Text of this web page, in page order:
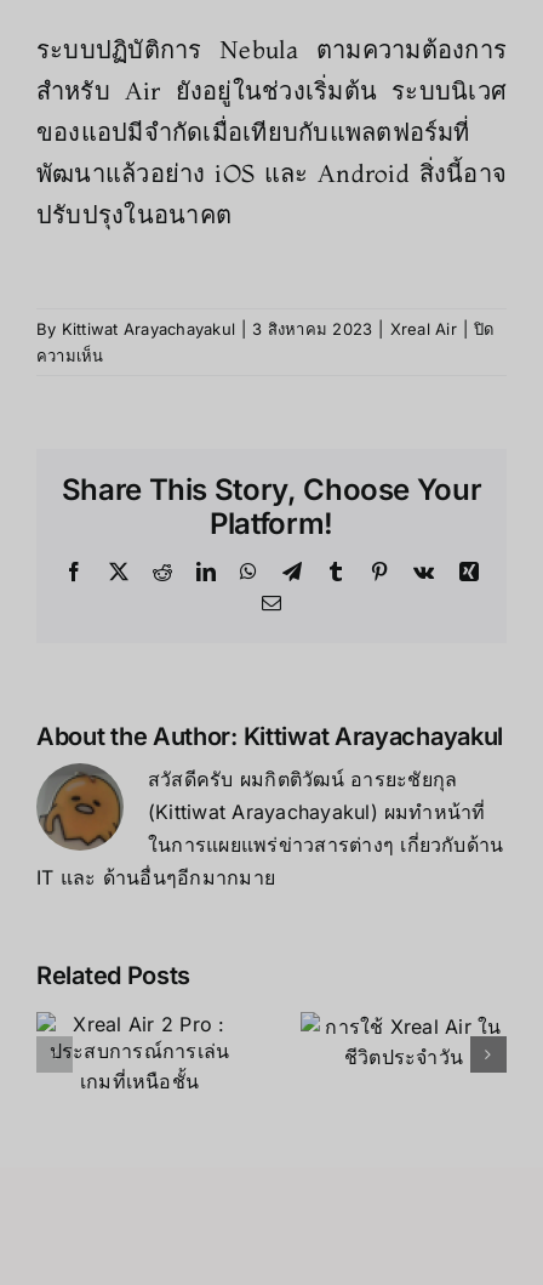
ระบบปฏิบัติการ Nebula ตามความต้องการ
สำหรับ Air ยังอยู่ในช่วงเริ่มต้น ระบบนิเวศ
ของแอปมีจำกัดเมื่อเทียบกับแพลตฟอร์มที่
พัฒนาแล้วอย่าง iOS และ Android สิ่งนี้อาจ
ปรับปรุงในอนาคต
By Kittiwat Arayachayakul 3 สิงหาคม 2023 Xreal Air
ปิด
ความเห็นบน
รู้
แว่น
Share This Story, Choose Your
Platform!
Facebook
X RedditLinkedInWhatsApp
TelegramTumblr Pinterest
Vk
Xing
Email
About the Author: Kittiwat Arayachayakul
สวัสดีครับ ผมกิตติวัฒน์ อารยะชัยกุล
(Kittiwat Arayachayakul) ผมทำหน้าที่
ในการแผยแพร่ข่าวสารต่างๆ เกี่ยวกับด้าน
IT และ ด้านอื่นๆอีกมากมาย
Related Posts
การใช้ Xreal
Air ในชีวิต
การอัปเดต
ใหม่ๆ ของ
Xreal Air ที่